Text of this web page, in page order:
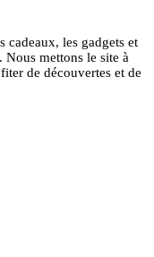
cadeaux, les gadgets et
mettons le site à
de découvertes et de